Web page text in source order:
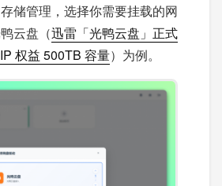
储管理，选择你需要挂载的网
云盘（迅雷「光鸭云盘」正式
权益 500TB 容量）为例。